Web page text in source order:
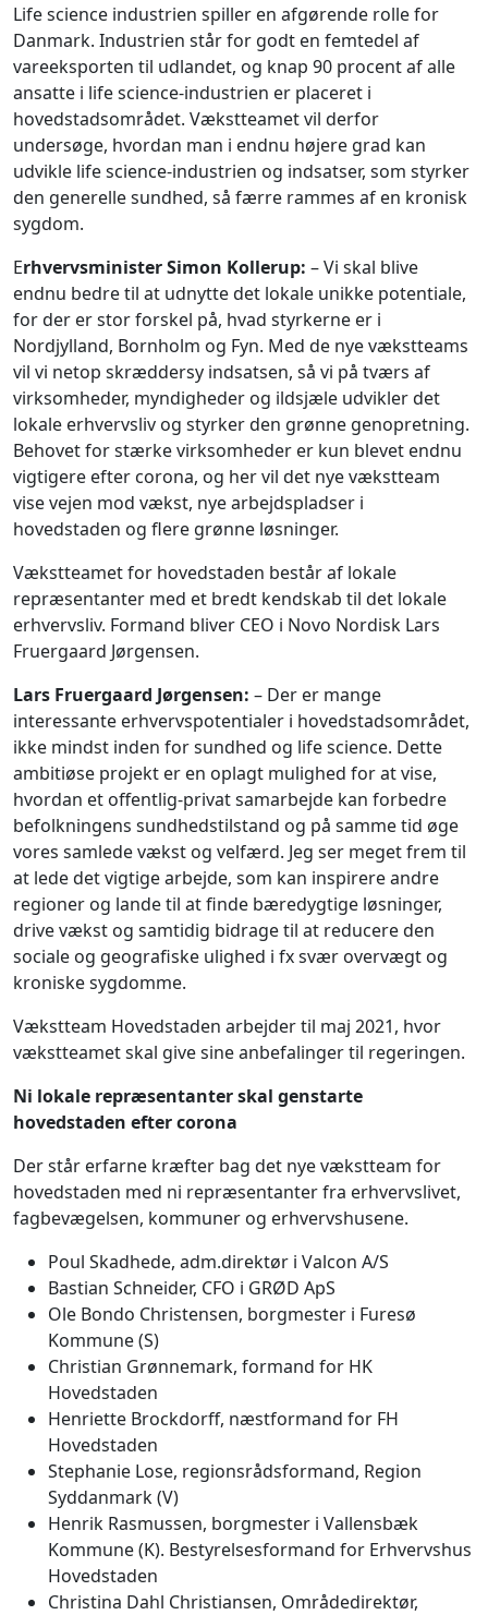
Life science industrien spiller en afgørende rolle for
Danmark. Industrien står for godt en femtedel af
vareeksporten til udlandet, og knap 90 procent af alle
ansatte i life science-industrien er placeret i
hovedstadsområdet. Vækstteamet vil derfor
undersøge, hvordan man i endnu højere grad kan
udvikle life science-industrien og indsatser, som styrker
den generelle sundhed, så færre rammes af en kronisk
sygdom.
Erhvervsminister Simon Kollerup: – Vi skal blive
endnu bedre til at udnytte det lokale unikke potentiale,
for der er stor forskel på, hvad styrkerne er i
Nordjylland, Bornholm og Fyn. Med de nye vækstteams
vil vi netop skræddersy indsatsen, så vi på tværs af
virksomheder, myndigheder og ildsjæle udvikler det
lokale erhvervsliv og styrker den grønne genopretning.
Behovet for stærke virksomheder er kun blevet endnu
vigtigere efter corona, og her vil det nye vækstteam
vise vejen mod vækst, nye arbejdspladser i
hovedstaden og flere grønne løsninger.
Vækstteamet for hovedstaden består af lokale
repræsentanter med et bredt kendskab til det lokale
erhvervsliv. Formand bliver CEO i Novo Nordisk Lars
Fruergaard Jørgensen.
Lars Fruergaard Jørgensen: – Der er mange
interessante erhvervspotentialer i hovedstadsområdet,
ikke mindst inden for sundhed og life science. Dette
ambitiøse projekt er en oplagt mulighed for at vise,
hvordan et offentlig-privat samarbejde kan forbedre
befolkningens sundhedstilstand og på samme tid øge
vores samlede vækst og velfærd. Jeg ser meget frem til
at lede det vigtige arbejde, som kan inspirere andre
regioner og lande til at finde bæredygtige løsninger,
drive vækst og samtidig bidrage til at reducere den
sociale og geografiske ulighed i fx svær overvægt og
kroniske sygdomme.
Vækstteam Hovedstaden arbejder til maj 2021, hvor
vækstteamet skal give sine anbefalinger til regeringen.
Ni lokale repræsentanter skal genstarte
hovedstaden efter corona
Der står erfarne kræfter bag det nye vækstteam for
hovedstaden med ni repræsentanter fra erhvervslivet,
fagbevægelsen, kommuner og erhvervshusene.
Poul Skadhede, adm.direktør i Valcon A/S
Bastian Schneider, CFO i GRØD ApS
Ole Bondo Christensen, borgmester i Furesø
Kommune (S)
Christian Grønnemark, formand for HK
Hovedstaden
Henriette Brockdorff, næstformand for FH
Hovedstaden
Stephanie Lose, regionsrådsformand, Region
Syddanmark (V)
Henrik Rasmussen, borgmester i Vallensbæk
Kommune (K). Bestyrelsesformand for Erhvervshus
Hovedstaden
Christina Dahl Christiansen, Områdedirektør,